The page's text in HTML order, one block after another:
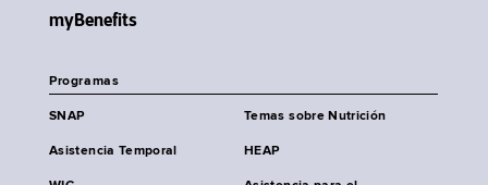
myBenefits
Programas
SNAP Temas sobre Nutrición
Asistencia Temporal HEAP